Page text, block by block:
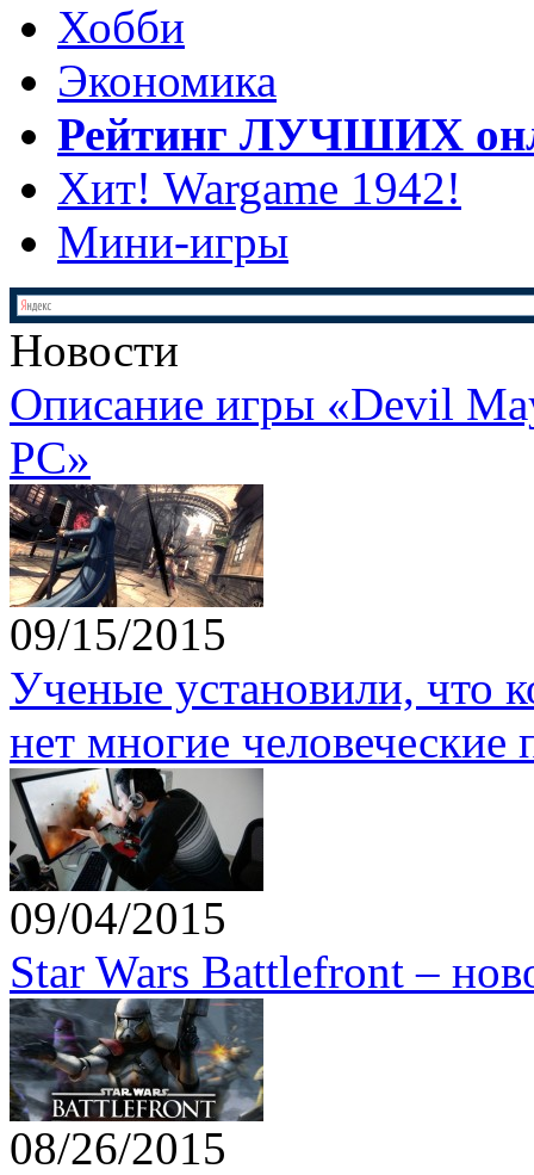
Хобби
Экономика
Рейтинг ЛУЧШИХ
Хит! Wargame 1942!
Мини-игры
Новости
Описание игры «Devil
PC»
09/15/2015
Ученые установили, что
нет многие человеческие
09/04/2015
Star Wars Battlefront –
08/26/2015